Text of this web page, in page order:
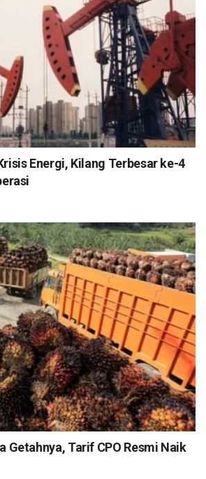
Energi, Kilang Terbesar ke-4
Getahnya, Tarif CPO Resmi Naik